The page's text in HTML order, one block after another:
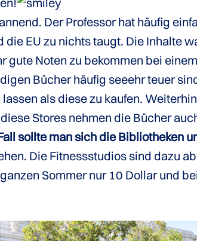
Der Professor hat häufig
EU zu nichts taugt. Die Inhalte
gute Noten zu bekommen bei
Bücher häufig seeehr teuer
als diese zu kaufen.
Stores nehmen die Bücher
sollte man sich die Bibliotheken
Die Fitnessstudios sind dazu
Sommer nur 10 Dollar und